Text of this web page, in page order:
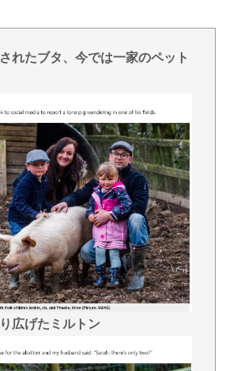
南沙良さん（24）「私は陰キャ。人
ので家に引きこもってPCでアニメを
・・・・・・・・
90歳入院患者の顔や腹を殴るなどケ
[8/6]
のステーキ定食、ガチで美味いぞ
ディア「韓国サッカー協会、W杯予選
性接待」
がいらっしゃいませー！言わないか
ムいれてやりましたよ！www
ちもどっち」とか「まだわからない
かゆうチキン野郎が増えたけどどっ
・ω・`)
に熊本地震直撃やばすぎwww
れたブタ、今では一家のペット
広げたミルトン